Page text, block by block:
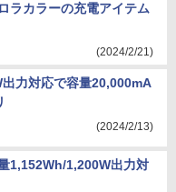
ラカラーの充電アイテム
(2024/2/21)
力対応で容量20,000mA
(2024/2/13)
1,152Wh/1,200W出力対